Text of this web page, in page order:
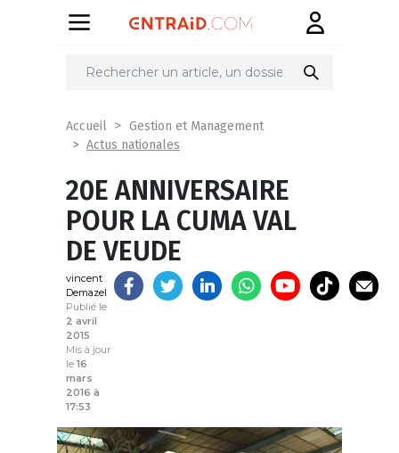
Partager
Accueil
Gestion et Management
Actus nationales
20E ANNIVERSAIRE
POUR LA CUMA VAL
DE VEUDE
vincent
Demazel
Publié le
2 avril
2015
Mis à jour
le 16
mars
2016 à
17:53